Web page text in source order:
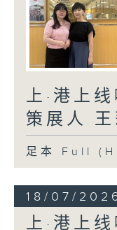
上·港上
策展人 王
足本 Full
18/07/
上·港上